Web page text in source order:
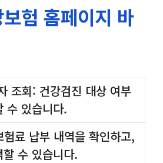
험 홈페이지 바
조회: 건강검진 대상 여부
수 있습니다.
료 납부 내역을 확인하고,
수 있습니다.